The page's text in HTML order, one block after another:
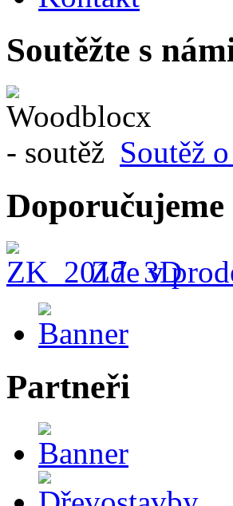
Soutěžte s
Soutěž
Doporučujeme
Zde v
Partneři